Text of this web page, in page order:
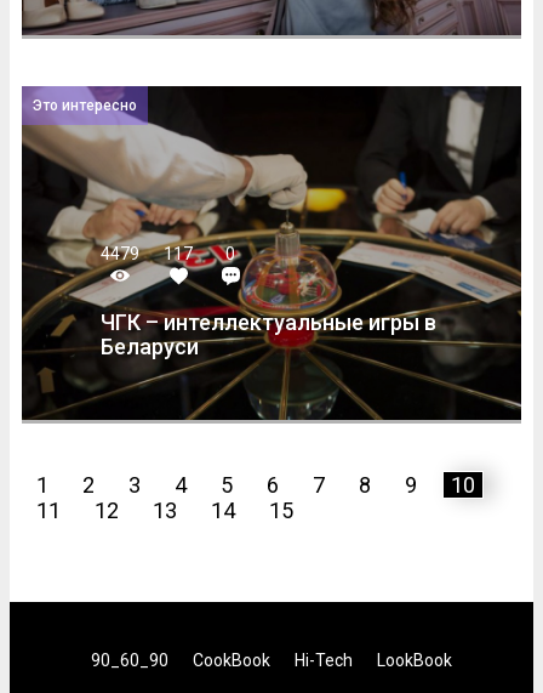
Это интересно
4479 117 0
ЧГК – интеллектуальные игры в
Беларуси
1 2 3 4 5 6 7 8 9
10
11
12 13 14 15
90_60_90 CookBook Hi-Tech LookBook